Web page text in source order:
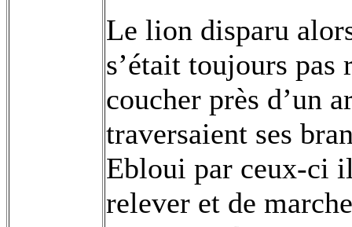
Le lion disparu
s’était toujours
coucher près d’un
traversaient ses
Ebloui par ceux-ci
relever et de